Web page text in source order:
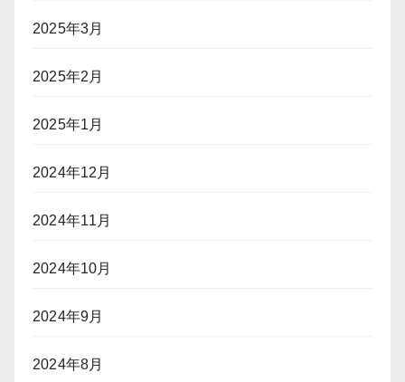
2025年3月
2025年2月
2025年1月
2024年12月
2024年11月
2024年10月
2024年9月
2024年8月